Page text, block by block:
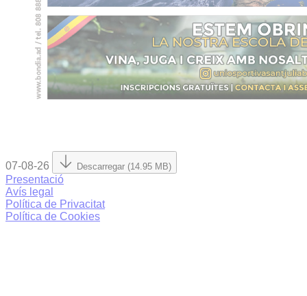
07-08-26 Descarregar (14.95 MB)
Presentació
Avís legal
Política de Privacitat
Política de Cookies